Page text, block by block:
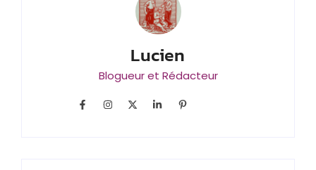
Lucien
Blogueur et Rédacteur